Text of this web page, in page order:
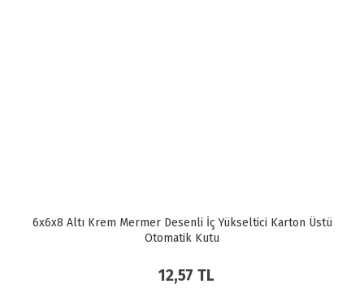
6x6x8 Altı Krem Mermer Desenli İç Yükseltici Karton Üstü
Otomatik Kutu
12,57 TL